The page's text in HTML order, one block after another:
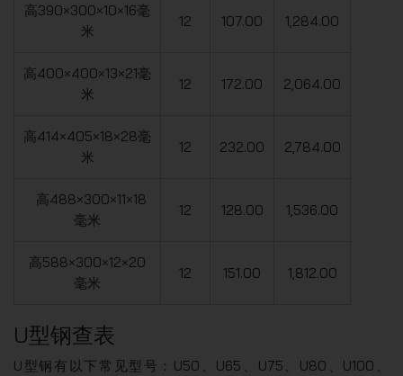
高390×300×10×16毫
米
12 107.00 1,284.00
高400×400×13×21毫
米
12 172.00 2,064.00
高414×405×18×28毫
米
12 232.00 2,784.00
高488×300×11×18
毫米
12 128.00 1,536.00
高588×300×12×20
毫米
12 151.00 1,812.00
U型钢查表
U型钢有以下常见型号：U50、U65、U75、U80、U100、